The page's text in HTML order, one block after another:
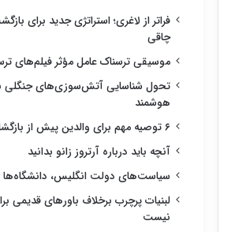
فراتر از لاغری؛ استراتژی جدید برای
چاقی
موسیقی ترسناک عامل مؤثر فیلم‌های
تحول شناسایی آتش‌سوزی‌های جنگلی
هوشمند
۶ توصیه مهم برای والدین پیش از بازگشایی مدارس
آنچه باید درباره آرتروز زانو بدانید
سیاست‌های دولت انگلیس، دانشگاه‌ها
لبنیات پرچرب برخلاف باورهای قدیمی
نیست